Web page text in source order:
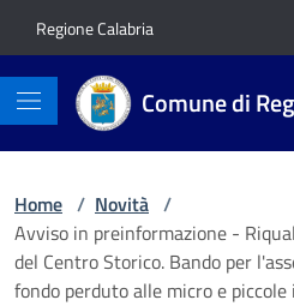
Regione Calabria
Comune di
Home / Novità /
Avviso in preinformazione -
del Centro Storico. Bando per
fondo perduto alle micro e piccole